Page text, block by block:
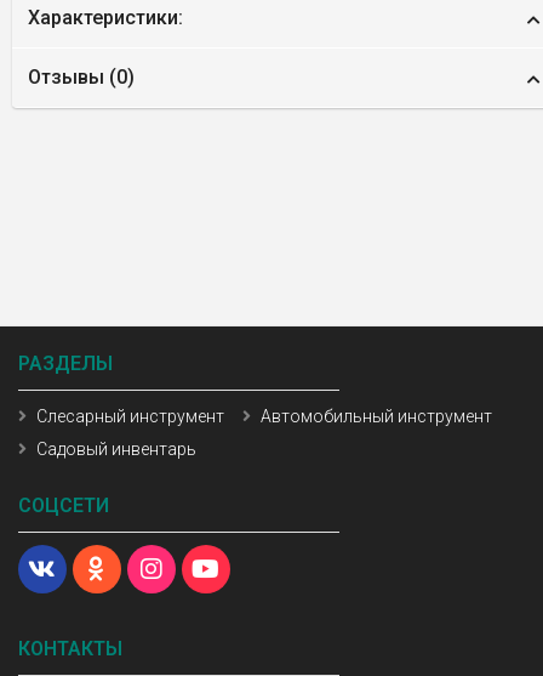
Характеристики:
Отзывы (0)
КОНТАКТЫ
РАЗДЕЛЫ
Слесарный инструмент
Автомобильный инструмент
Садовый инвентарь
СОЦСЕТИ